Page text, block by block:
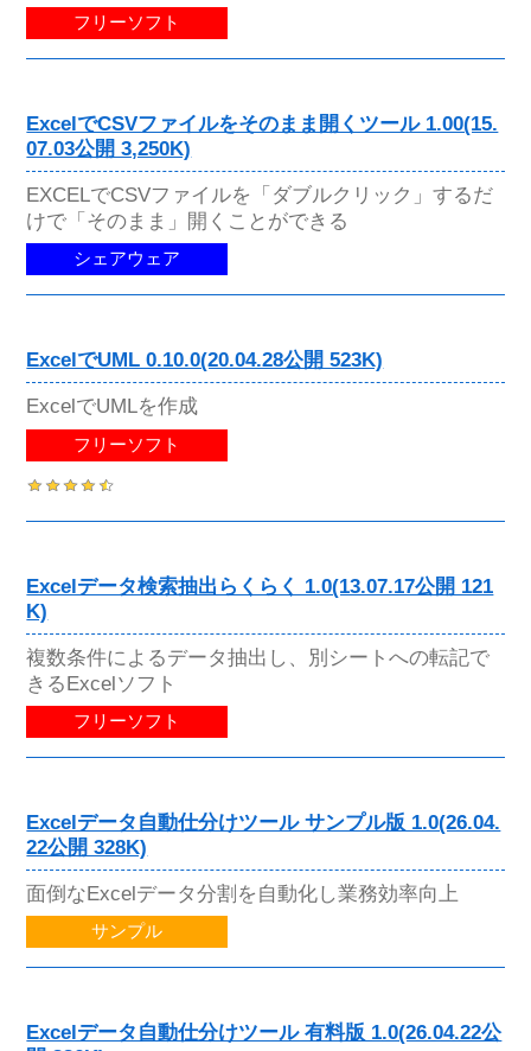
フリーソフト
ExcelでCSVファイルをそのまま開くツール 1.00(15.
07.03公開 3,250K)
EXCELでCSVファイルを「ダブルクリック」するだ
けで「そのまま」開くことができる
シェアウェア
ExcelでUML 0.10.0(20.04.28公開 523K)
ExcelでUMLを作成
フリーソフト
Excelデータ検索抽出らくらく 1.0(13.07.17公開 121
K)
複数条件によるデータ抽出し、別シートへの転記で
きるExcelソフト
フリーソフト
Excelデータ自動仕分けツール サンプル版 1.0(26.04.
22公開 328K)
面倒なExcelデータ分割を自動化し業務効率向上
サンプル
Excelデータ自動仕分けツール 有料版 1.0(26.04.22公